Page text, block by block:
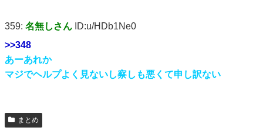
359: 名無しさん ID:u/HDb1Ne0
>>348
あーあれか
マジでヘルプよく見ないし察しも悪くて申し訳ない
まとめ